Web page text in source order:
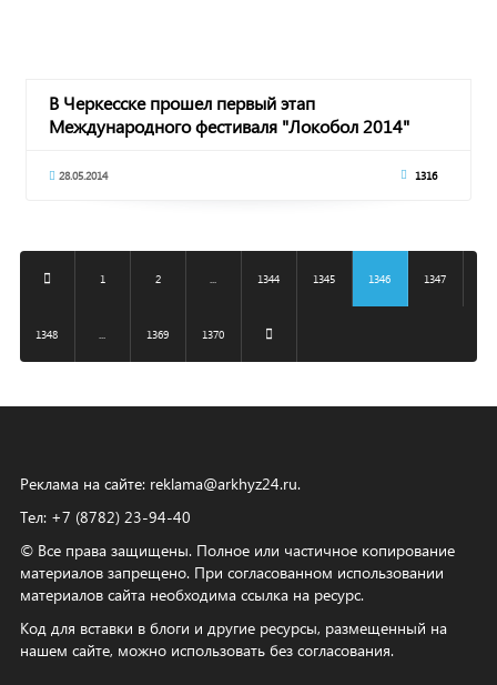
В Черкесске прошел первый этап
Международного фестиваля "Локобол 2014"
28.05.2014 1316
1 2 1344 1345 1346 1347
1348 1369 1370
Реклама на сайте: reklama@arkhyz24.ru.
Тел: +7 (8782) 23‑94‑40
© Все права защищены. Полное или частичное копирование
материалов запрещено. При согласованном использовании
материалов сайта необходима ссылка на ресурс.
Код для вставки в блоги и другие ресурсы, размещенный на
нашем сайте, можно использовать без согласования.